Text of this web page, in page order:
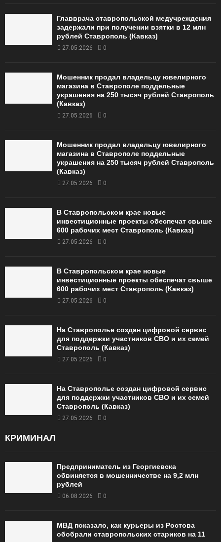
Главврача ставропольской медучреждения
задержали при получении взятки в 12 млн
рублей Ставрополь (Кавказ)
27.05.2026 0
Мошенник продал владельцу ювелирного
магазина в Ставрополе поддельные
украшения на 250 тысяч рублей Ставрополь
(Кавказ)
27.05.2026 0
Мошенник продал владельцу ювелирного
магазина в Ставрополе поддельные
украшения на 250 тысяч рублей Ставрополь
(Кавказ)
27.05.2026 0
В Ставропольском крае новые
инвестиционные проекты обеспечат свыше
600 рабочих мест Ставрополь (Кавказ)
27.05.2026 0
В Ставропольском крае новые
инвестиционные проекты обеспечат свыше
600 рабочих мест Ставрополь (Кавказ)
27.05.2026 0
На Ставрополье создан цифровой сервис
для поддержки участников СВО и их семей
Ставрополь (Кавказ)
27.05.2026 0
На Ставрополье создан цифровой сервис
для поддержки участников СВО и их семей
Ставрополь (Кавказ)
27.05.2026 0
КРИМИНАЛ
Предприниматель из Георгиевска
обвиняется в мошенничестве на 9,2 млн
рублей
06.08.2026 0
МВД показало, как курьеры из Ростова
обобрали ставропольских стариков на 11